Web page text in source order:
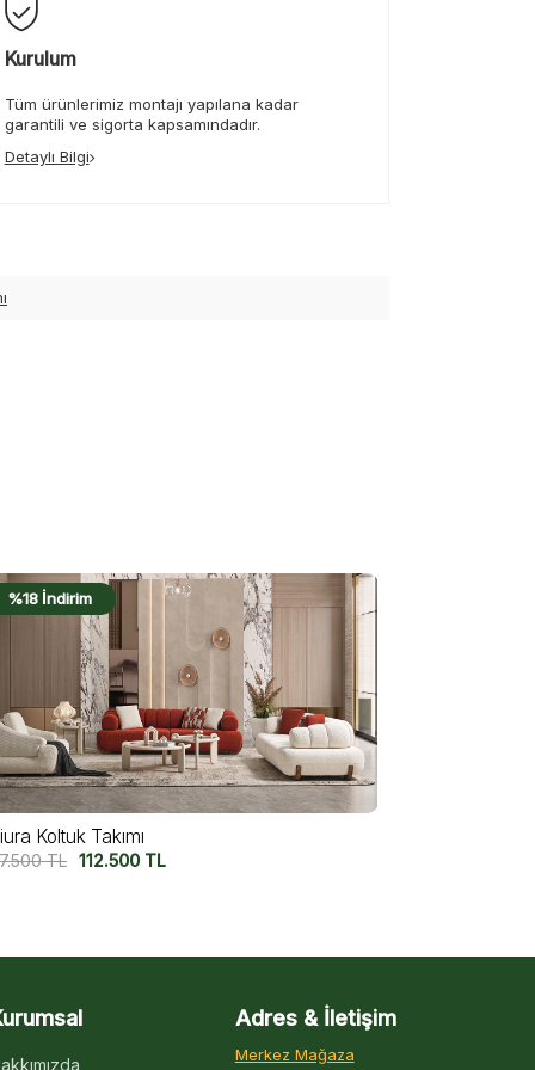
Kurulum
Tüm ürünlerimiz montajı yapılana kadar
garantili ve sigorta kapsamındadır.
Detaylı Bilgi
%18 İndirim
Koltuk Takımı
TL 112.750 TL
Adres & İletişim
Merkez Mağaza